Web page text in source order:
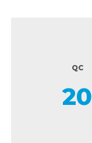
QC
20